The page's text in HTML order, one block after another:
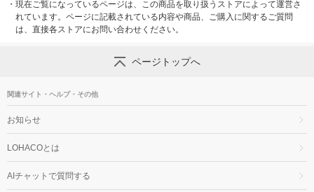
・ 現在ご覧になっているページは、この商品を取り扱うストアによって運営さ
れています。ページに記載されている内容や商品、ご購入に関するご質問
は、直接各ストアにお問い合わせください。
ページトップへ
関連サイト・ヘルプ・その他
お知らせ
LOHACOとは
AIチャットで質問する